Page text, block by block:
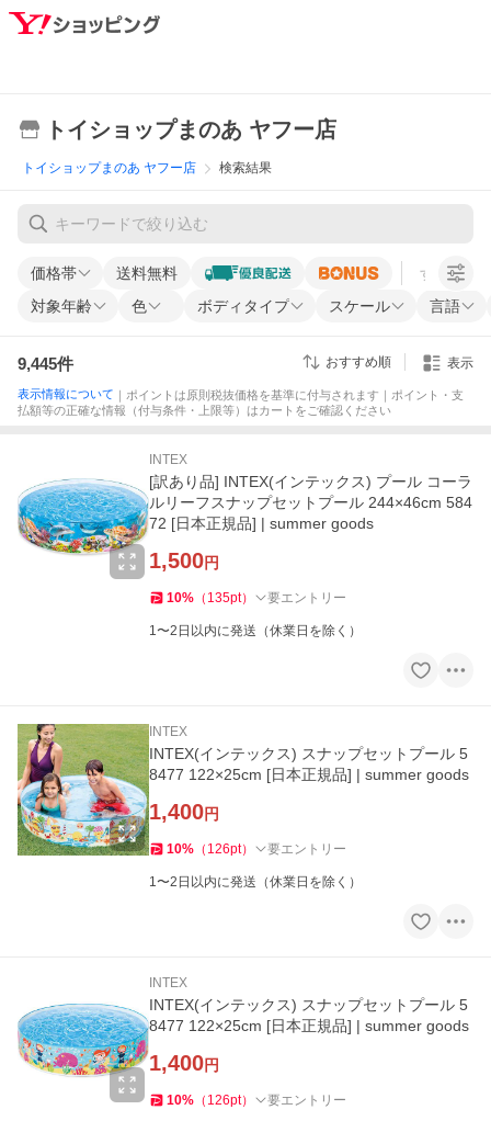
トイショップまのあ ヤフー店
トイショップまのあ ヤフー店 検索結果
価格帯 送料無料 すべての条
対象年齢 色 ボディタイプ スケール 言語
9,445件 おすすめ順 表示
表示情報について ｜ポイントは原則税抜価格を基準に付与されます｜ポイント・支
払額等の正確な情報（付与条件・上限等）はカートをご確認ください
INTEX
[訳あり品] INTEX(インテックス) プール コーラ
ルリーフスナップセットプール 244×46cm 584
72 [日本正規品] | summer goods
1,500円
10% （ 135pt） 要エントリー
1〜2日以内に発送（休業日を除く）
INTEX
INTEX(インテックス) スナップセットプール 5
8477 122×25cm [日本正規品] | summer goods
1,400円
10% （ 126pt） 要エントリー
1〜2日以内に発送（休業日を除く）
INTEX
INTEX(インテックス) スナップセットプール 5
8477 122×25cm [日本正規品] | summer goods
1,400円
10% （ 126pt） 要エントリー